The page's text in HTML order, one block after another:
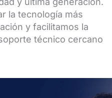
la tecnología más
y facilitamos la
técnico cercano